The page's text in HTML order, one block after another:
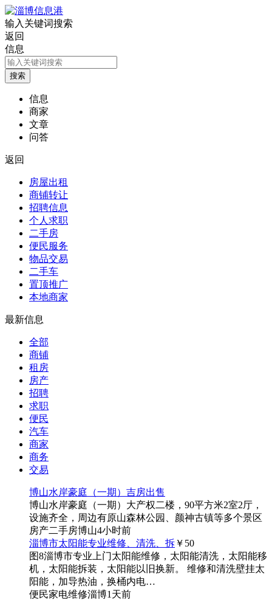
输入关键词搜索
返回
信息
信息
商家
文章
问答
返回
房屋出租
商铺转让
招聘信息
个人求职
二手房
便民服务
物品交易
二手车
置顶推广
本地商家
最新信息
全部
商铺
租房
房产
招聘
求职
便民
汽车
商家
商务
交易
博山水岸豪庭（一期）吉房出售
博山水岸豪庭（一期）大产权二楼，90平方米2室2厅，
设施齐全，周边有原山森林公园、颜神古镇等多个景区
房产二手房博山4小时前
淄博市太阳能专业维修、清洗、拆 ￥50
图8淄博市专业上门太阳能维修，太阳能清洗，太阳能移
机，太阳能拆装，太阳能以旧换新。 维修和清洗壁挂太
阳能，加导热油，换桶内电…
便民家电维修淄博1天前